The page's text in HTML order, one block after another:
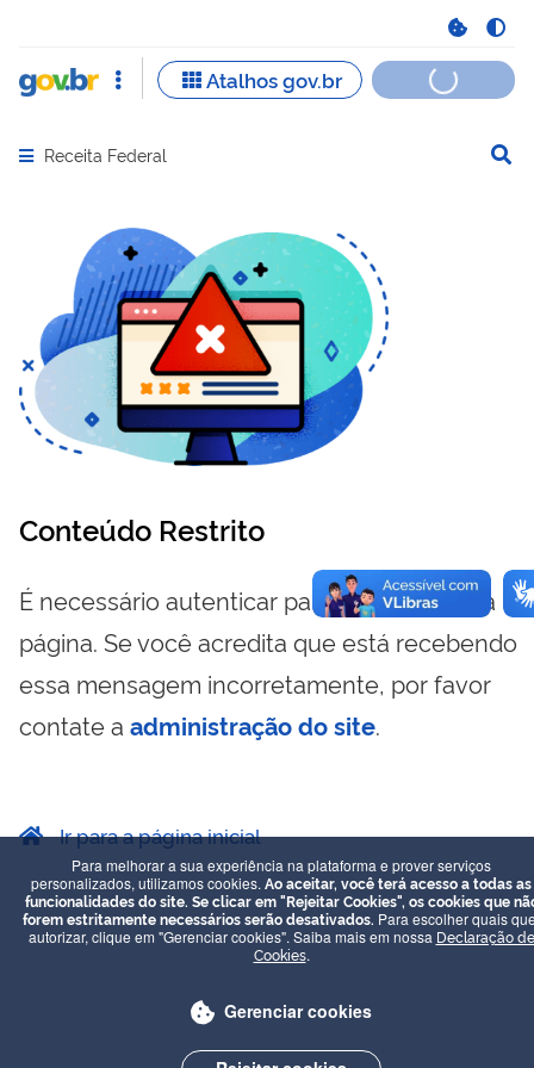
Abrir menu principal de navegação
Receita Federal
Conteúdo Restrito
É necessário autenticar para visualizar essa
página. Se você acredita que está recebendo
essa mensagem incorretamente, por favor
contate a administração do site.
Ir para a página inicial
Para melhorar a sua experiência na plataforma e prover serviços
personalizados, utilizamos cookies. Ao aceitar, você terá acesso a todas as
funcionalidades do site. Se clicar em "Rejeitar Cookies", os cookies que
forem estritamente necessários serão desativados. Para escolher quais
autorizar, clique em "Gerenciar cookies". Saiba mais em nossa Declaração de
Cookies.
Gerenciar cookies